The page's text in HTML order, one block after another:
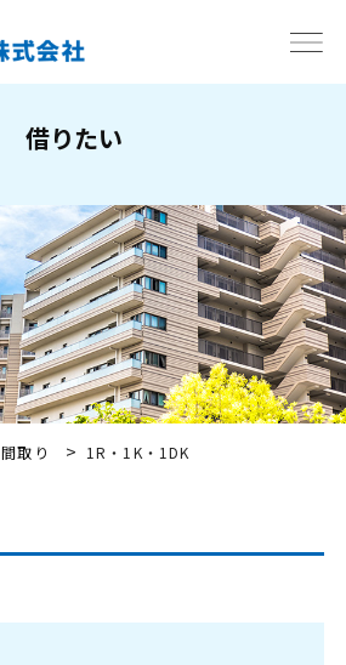
借りたい
間取り > 1R・1K・1DK